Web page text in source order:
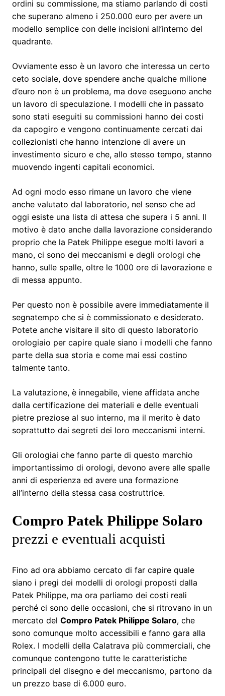
ordini su commissione, ma stiamo parlando di costi
che superano almeno i 250.000 euro per avere un
modello semplice con delle incisioni all’interno del
quadrante.
Ovviamente esso è un lavoro che interessa un certo
ceto sociale, dove spendere anche qualche milione
d’euro non è un problema, ma dove eseguono anche
un lavoro di speculazione. I modelli che in passato
sono stati eseguiti su commissioni hanno dei costi
da capogiro e vengono continuamente cercati dai
collezionisti che hanno intenzione di avere un
investimento sicuro e che, allo stesso tempo, stanno
muovendo ingenti capitali economici.
Ad ogni modo esso rimane un lavoro che viene
anche valutato dal laboratorio, nel senso che ad
oggi esiste una lista di attesa che supera i 5 anni. Il
motivo è dato anche dalla lavorazione considerando
proprio che la Patek Philippe esegue molti lavori a
mano, ci sono dei meccanismi e degli orologi che
hanno, sulle spalle, oltre le 1000 ore di lavorazione e
di messa appunto.
Per questo non è possibile avere immediatamente il
segnatempo che si è commissionato e desiderato.
Potete anche visitare il sito di questo laboratorio
orologiaio per capire quale siano i modelli che fanno
parte della sua storia e come mai essi costino
talmente tanto.
La valutazione, è innegabile, viene affidata anche
dalla certificazione dei materiali e delle eventuali
pietre preziose al suo interno, ma il merito è dato
soprattutto dai segreti dei loro meccanismi interni.
Gli orologiai che fanno parte di questo marchio
importantissimo di orologi, devono avere alle spalle
anni di esperienza ed avere una formazione
all’interno della stessa casa costruttrice.
Compro Patek Philippe Solaro
prezzi e eventuali acquisti
Fino ad ora abbiamo cercato di far capire quale
siano i pregi dei modelli di orologi proposti dalla
Patek Philippe, ma ora parliamo dei costi reali
perché ci sono delle occasioni, che si ritrovano in un
mercato del Compro Patek Philippe Solaro, che
sono comunque molto accessibili e fanno gara alla
Rolex. I modelli della Calatrava più commerciali, che
comunque contengono tutte le caratteristiche
principali del disegno e del meccanismo, partono da
un prezzo base di 6.000 euro.